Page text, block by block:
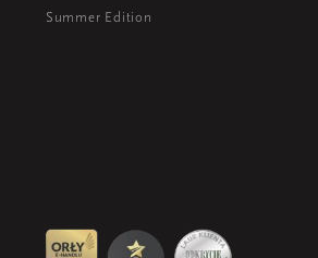
Summer Edition